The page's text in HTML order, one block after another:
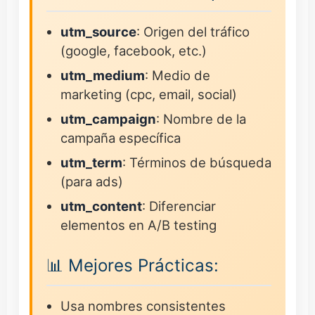
utm_source: Origen del tráfico
(google, facebook, etc.)
utm_medium: Medio de
marketing (cpc, email, social)
utm_campaign: Nombre de la
campaña específica
utm_term: Términos de búsqueda
(para ads)
utm_content: Diferenciar
elementos en A/B testing
📊 Mejores Prácticas:
Usa nombres consistentes